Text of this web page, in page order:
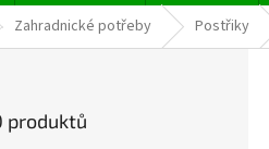
Zahradnické potřeby Postřiky
produktů